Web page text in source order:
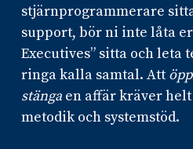
stjärnprogrammerare
support, bör ni inte låta
Executives” sitta och leta
ringa kalla samtal. Att
stängaen affär kräver
metodik och systemstöd.